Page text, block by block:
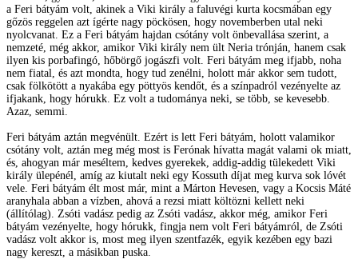
a Feri bátyám volt, akinek a Viki király a faluvégi kurta kocsmában egy
gőzös reggelen azt ígérte nagy pöckösen, hogy novemberben utal neki
nyolcvanat. Ez a Feri bátyám hajdan csótány volt önbevallása szerint, a
nemzeté, még akkor, amikor Viki király nem ült Neria trónján, hanem csak
ilyen kis porbafingó, hőbörgő jogászfi volt. Feri bátyám meg ifjabb, noha
nem fiatal, és azt mondta, hogy tud zenélni, holott már akkor sem tudott,
csak fölkötött a nyakába egy pöttyös kendőt, és a színpadról vezényelte az
ifjakank, hogy hórukk. Ez volt a tudománya neki, se több, se kevesebb.
Azaz, semmi.
Feri bátyám aztán megvénült. Ezért is lett Feri bátyám, holott valamikor
csótány volt, aztán meg még most is Ferónak hívatta magát valami ok miatt,
és, ahogyan már meséltem, kedves gyerekek, addig-addig tülekedett Viki
király ülepénél, amíg az kiutalt neki egy Kossuth díjat meg kurva sok lóvét
vele. Feri bátyám élt most már, mint a Márton Hevesen, vagy a Kocsis Máté
aranyhala abban a vízben, ahová a rezsi miatt költözni kellett neki
(állítólag). Zsóti vadász pedig az Zsóti vadász, akkor még, amikor Feri
bátyám vezényelte, hogy hórukk, fingja nem volt Feri bátyámról, de Zsóti
vadász volt akkor is, most meg ilyen szentfazék, egyik kezében egy bazi
nagy kereszt, a másikban puska.